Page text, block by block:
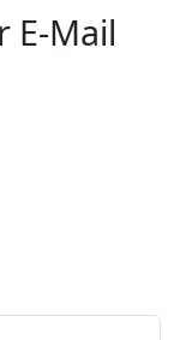
E-Mail